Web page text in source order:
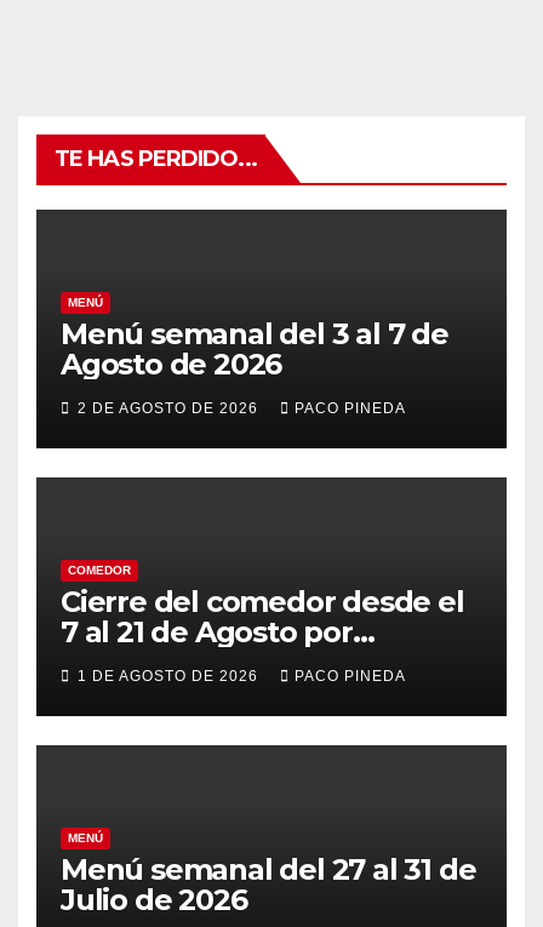
TE HAS PERDIDO...
MENÚ
Menú semanal del 3 al 7 de
Agosto de 2026
2 DE AGOSTO DE 2026 PACO PINEDA
COMEDOR
Cierre del comedor desde el
7 al 21 de Agosto por
vacaciones
1 DE AGOSTO DE 2026 PACO PINEDA
MENÚ
Menú semanal del 27 al 31 de
Julio de 2026